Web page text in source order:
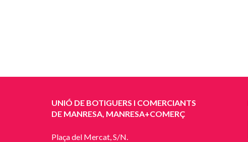
UNIÓ DE BOTIGUERS I COMERCIANTS
DE MANRESA, MANRESA+COMERÇ
Plaça del Mercat, S/N.